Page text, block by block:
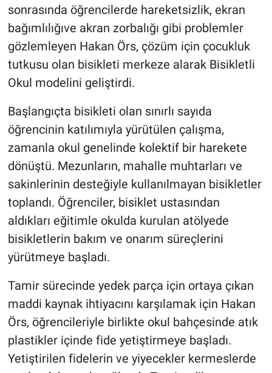
sonrasında öğrencilerde hareketsizlik, ekran
bağımlılığıve akran zorbalığı gibi problemler
gözlemleyen Hakan Örs, çözüm için çocukluk
tutkusu olan bisikleti merkeze alarak Bisikletli
Okul modelini geliştirdi.
Başlangıçta bisikleti olan sınırlı sayıda
öğrencinin katılımıyla yürütülen çalışma,
zamanla okul genelinde kolektif bir harekete
dönüştü. Mezunların, mahalle muhtarları ve
sakinlerinin desteğiyle kullanılmayan bisikletler
toplandı. Öğrenciler, bisiklet ustasından
aldıkları eğitimle okulda kurulan atölyede
bisikletlerin bakım ve onarım süreçlerini
yürütmeye başladı.
Tamir sürecinde yedek parça için ortaya çıkan
maddi kaynak ihtiyacını karşılamak için Hakan
Örs, öğrencileriyle birlikte okul bahçesinde atık
plastikler içinde fide yetiştirmeye başladı.
Yetiştirilen fidelerin ve yiyecekler kermeslerde